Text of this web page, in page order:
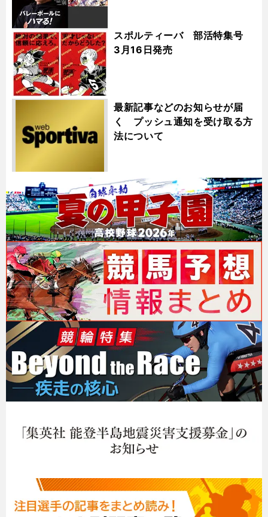
スポルティーバ 部活特集号
3月16日発売
最新記事などのお知らせが届
く プッシュ通知を受け取る方
法について